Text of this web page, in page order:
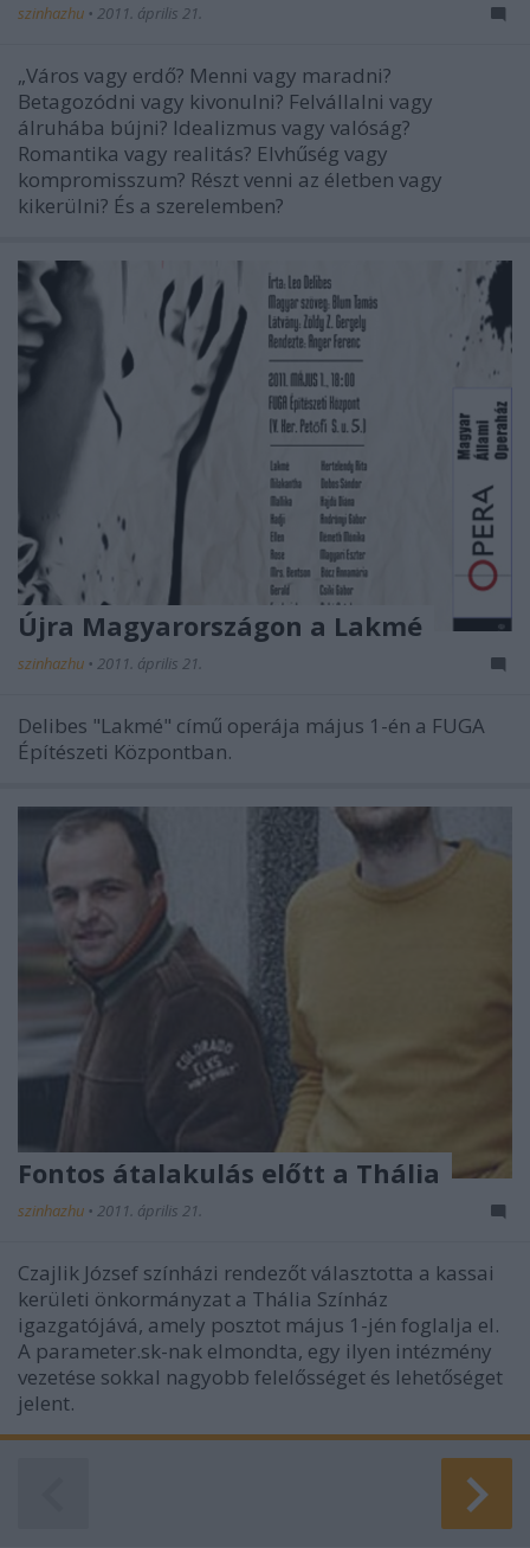
szinhazhu • 2011. április 21.
„Város vagy erdő? Menni vagy maradni?
Betagozódni vagy kivonulni? Felvállalni vagy
álruhába bújni? Idealizmus vagy valóság?
Romantika vagy realitás? Elvhűség vagy
kompromisszum? Részt venni az életben vagy
kikerülni? És a szerelemben?
Újra Magyarországon a Lakmé
szinhazhu • 2011. április 21.
Delibes "Lakmé" című operája május 1-én a FUGA
Építészeti Központban.
Fontos átalakulás előtt a Thália
szinhazhu • 2011. április 21.
Czajlik József színházi rendezőt választotta a kassai
kerületi önkormányzat a Thália Színház
igazgatójává, amely posztot május 1-jén foglalja el.
A parameter.sk-nak elmondta, egy ilyen intézmény
vezetése sokkal nagyobb felelősséget és lehetőséget
jelent.